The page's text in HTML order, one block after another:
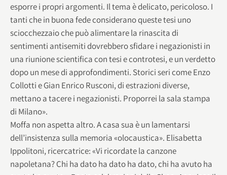
esporre i propri argomenti. Il tema è delicato, pericoloso. I
tanti che in buona fede considerano queste tesi uno
sciocchezzaio che può alimentare la rinascita di
sentimenti antisemiti dovrebbero sfidare i negazionisti in
una riunione scientifica con tesi e controtesi, e un verdetto
dopo un mese di approfondimenti. Storici seri come Enzo
Collotti e Gian Enrico Rusconi, di estrazioni diverse,
mettano a tacere i negazionisti. Proporrei la sala stampa
di Milano».
Moffa non aspetta altro. A casa sua è un lamentarsi
dell’insistenza sulla memoria «olocaustica». Elisabetta
Ippolitoni, ricercatrice: «Vi ricordate la canzone
napoletana? Chi ha dato ha dato ha dato, chi ha avuto ha